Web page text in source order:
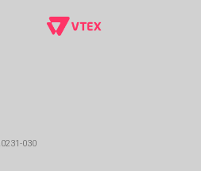
030